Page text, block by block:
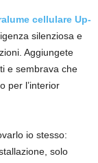
cellulare Up-
silenziosa e
Aggiungete
e sembrava che
per l’interior
io stesso:
solo